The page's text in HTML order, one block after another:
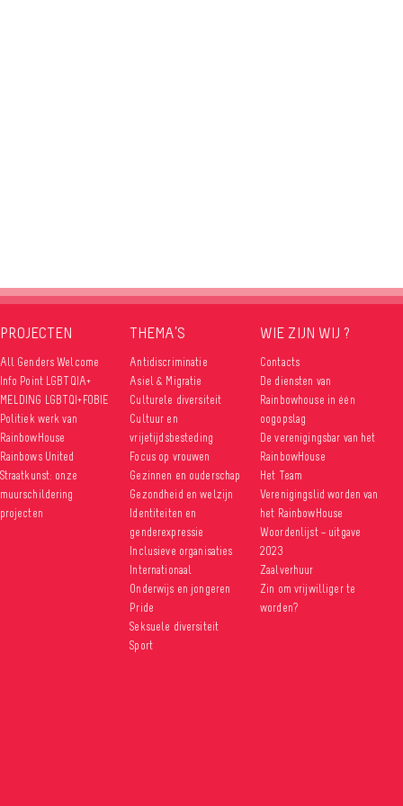
PROJECTEN
All Genders Welcome
Info Point LGBTQIA+
MELDING LGBTQI+FOBIE
Politiek werk van
RainbowHouse
Rainbows United
Straatkunst: onze
muurschildering
projecten
THEMA’S
Antidiscriminatie
Asiel & Migratie
Culturele diversiteit
Cultuur en
vrijetijdsbesteding
Focus op vrouwen
Gezinnen en ouderschap
Gezondheid en welzijn
Identiteiten en
genderexpressie
Inclusieve organisaties
Internationaal
Onderwijs en jongeren
Pride
Seksuele diversiteit
Sport
WIE ZIJN WIJ ?
Contacts
De diensten van
Rainbowhouse in één
oogopslag
De verenigingsbar van het
RainbowHouse
Het Team
Verenigingslid worden van
het RainbowHouse
Woordenlijst – uitgave
2023
Zaalverhuur
Zin om vrijwilliger te
worden?